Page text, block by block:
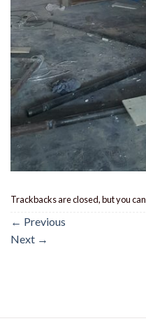
Trackbacks are closed, but you can
← Previous
Next →